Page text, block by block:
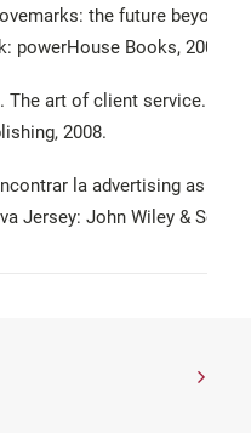
the future beyond
powerHouse Books, 2004.
The art of client service.
2008.
la advertising as we
Jersey: John Wiley & Sons,